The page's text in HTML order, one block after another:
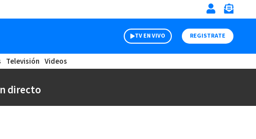
TV EN VIVO REGISTRATE
Televisión Videos
directo